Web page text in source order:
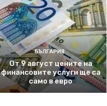
БЪЛГАРИЯ
От 9 август цените на
финансовите услуги ще са
само в евро